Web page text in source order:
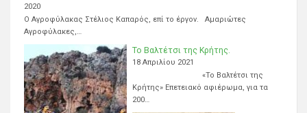
2020
Ο Αγροφύλακας Στέλιος Καπαρός, επί το έργον. Αμαριώτες
Αγροφύλακες,…
Το Βαλτέτσι της Κρήτης.
18 Απριλίου 2021
«Το Βαλτέτσι της
Κρήτης» Επετειακό αφιέρωμα, για τα
200…